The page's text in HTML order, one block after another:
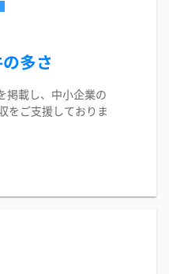
多さ
掲載し、中小企業の
をご支援しておりま